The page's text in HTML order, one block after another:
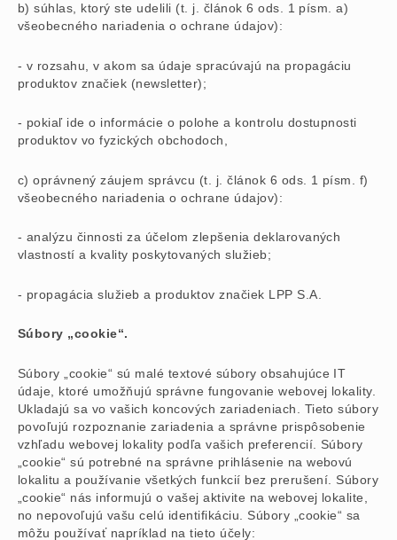
b) súhlas, ktorý ste udelili (t. j. článok 6 ods. 1 písm. a)
všeobecného nariadenia o ochrane údajov):
- v rozsahu, v akom sa údaje spracúvajú na propagáciu
produktov značiek (newsletter);
- pokiaľ ide o informácie o polohe a kontrolu dostupnosti
produktov vo fyzických obchodoch,
c) oprávnený záujem správcu (t. j. článok 6 ods. 1 písm. f)
všeobecného nariadenia o ochrane údajov):
- analýzu činnosti za účelom zlepšenia deklarovaných
vlastností a kvality poskytovaných služieb;
- propagácia služieb a produktov značiek LPP S.A.
Súbory „cookie“.
Súbory „cookie“ sú malé textové súbory obsahujúce IT
údaje, ktoré umožňujú správne fungovanie webovej lokality.
Ukladajú sa vo vašich koncových zariadeniach. Tieto súbory
povoľujú rozpoznanie zariadenia a správne prispôsobenie
vzhľadu webovej lokality podľa vašich preferencií. Súbory
„cookie“ sú potrebné na správne prihlásenie na webovú
lokalitu a používanie všetkých funkcií bez prerušení. Súbory
„cookie“ nás informujú o vašej aktivite na webovej lokalite,
no nepovoľujú vašu celú identifikáciu. Súbory „cookie“ sa
môžu používať napríklad na tieto účely: